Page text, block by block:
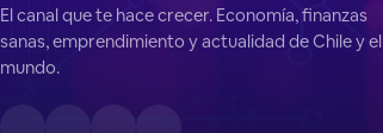
El canal que te hace crecer. Economía, finanzas
sanas, emprendimiento y actualidad de Chile y el
mundo.